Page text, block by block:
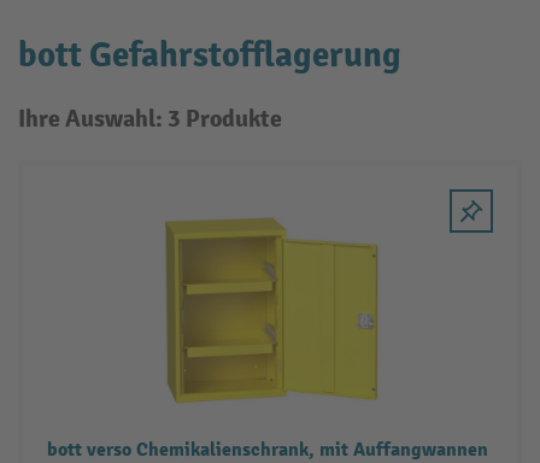
bott Gefahrstofflagerung
Ihre Auswahl: 3 Produkte
bott verso Chemikalienschrank, mit Auffangwannen